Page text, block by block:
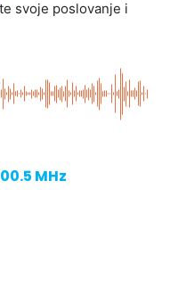
svoje poslovanje i
MHz